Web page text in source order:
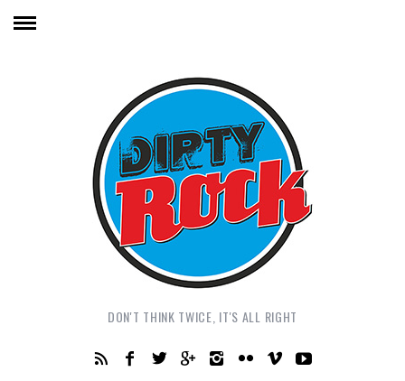
DON'T THINK TWICE, IT'S ALL RIGHT